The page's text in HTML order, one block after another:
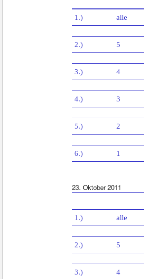
1.) alle
2.) 5
3.) 4
4.) 3
5.) 2
6.) 1
23. Oktober 2011
1.) alle
2.) 5
3.) 4